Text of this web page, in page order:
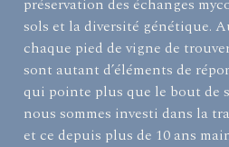
préservation des échanges
sols et la diversité génétique.
chaque pied de vigne de
sont autant d’éléments de
qui pointe plus que le bout de
nous sommes investi dans la
et ce depuis plus de 10 ans